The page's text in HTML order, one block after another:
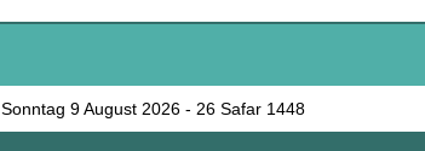
Sonntag 9 August 2026- 26 Safar 1448